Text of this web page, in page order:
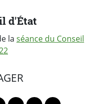
d'État
la séance du Conseil